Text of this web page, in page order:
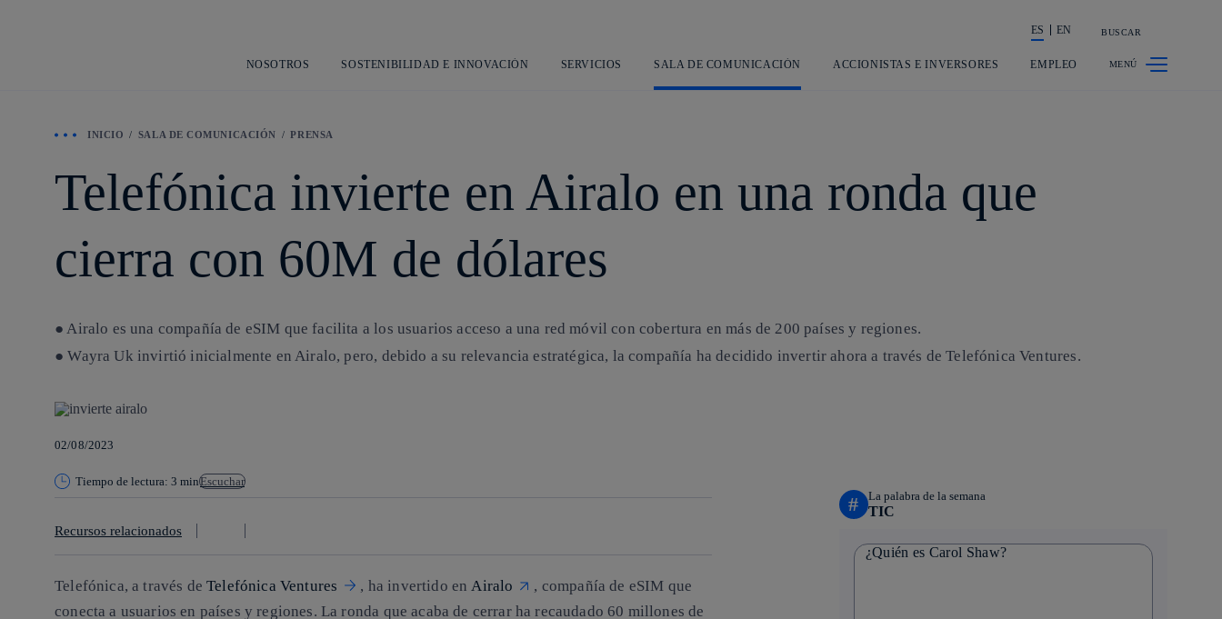
principal
La acción en accionistas e inversores
ES EN BUSCAR
NOSOTROS SOSTENIBILIDAD E INNOVACIÓN SERVICIOS SALA DE COMUNICACIÓN ACCIONISTAS E INVERSORES EMPLEO
INICIO SALA DE COMUNICACIÓN PRENSA
Telefónica invierte en Airalo en una ronda que
cierra con 60M de dólares
● Airalo es una compañía de eSIM que facilita a los usuarios acceso a una red móvil con cobertura en más de 200 países y regiones.
● Wayra Uk invirtió inicialmente en Airalo, pero, debido a su relevancia estratégica, la compañía ha decidido invertir ahora a través de Telefónica Ventures.
02/08/2023
Tiempo de lectura: 3 minEscuchar
Recursos relacionados
Telefónica, a través deTelefónica Ventures , ha invertido en Airalo
, compañía de eSIM que
conecta a usuarios en países y regiones. La ronda que acaba de cerrar ha recaudado 60 millones de
# La palabra de la semana
TIC
¿Quién es Carol Shaw?